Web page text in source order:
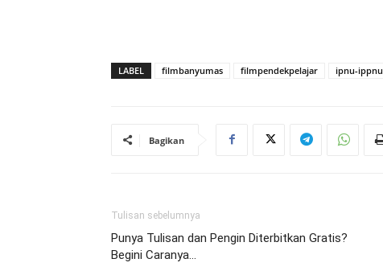
LABEL filmbanyumas filmpendekpelajar ipnu-ippnu
Bagikan
Tulisan sebelumnya
Punya Tulisan dan Pengin Diterbitkan Gratis?
Begini Caranya…